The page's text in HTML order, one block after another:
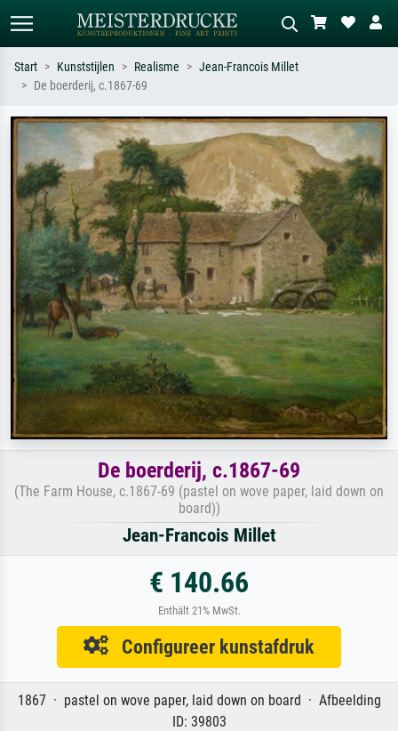
Zoek op kunstenaar, titel of stijl – bijv.
Monet, Sterrennacht, impressionisme,
Hokusai-golf, naakt.
Beschrijf de scène – bijv. groene
weide, abstract met veel rood, donker
olieverfschilderij, staand naakt naast
een boom.
Start Kunststijlen Realisme
Jean-Francois Millet
De boerderij, c.1867-69
De boerderij, c.1867-69
(The Farm House, c.1867-69 (pastel on wove paper, laid down on
board))
Jean-Francois Millet
€ 140.66
Enthält 21% MwSt.
Configureer kunstafdruk
1867 · pastel on wove paper, laid down on board · Afbeelding
ID: 39803